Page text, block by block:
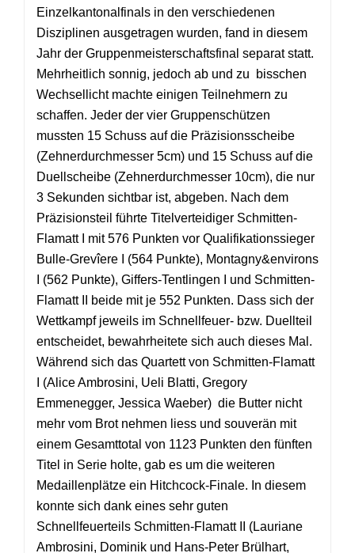
Einzelkantonalfinals in den verschiedenen
Disziplinen ausgetragen wurden, fand in diesem
Jahr der Gruppenmeisterschaftsfinal separat statt.
Mehrheitlich sonnig, jedoch ab und zu bisschen
Wechsellicht machte einigen Teilnehmern zu
schaffen. Jeder der vier Gruppenschützen
mussten 15 Schuss auf die Präzisionsscheibe
(Zehnerdurchmesser 5cm) und 15 Schuss auf die
Duellscheibe (Zehnerdurchmesser 10cm), die nur
3 Sekunden sichtbar ist, abgeben. Nach dem
Präzisionsteil führte Titelverteidiger Schmitten-
Flamatt I mit 576 Punkten vor Qualifikationssieger
Bulle-Grevîere I (564 Punkte), Montagny&environs
I (562 Punkte), Giffers-Tentlingen I und Schmitten-
Flamatt II beide mit je 552 Punkten. Dass sich der
Wettkampf jeweils im Schnellfeuer- bzw. Duellteil
entscheidet, bewahrheitete sich auch dieses Mal.
Während sich das Quartett von Schmitten-Flamatt
I (Alice Ambrosini, Ueli Blatti, Gregory
Emmenegger, Jessica Waeber) die Butter nicht
mehr vom Brot nehmen liess und souverän mit
einem Gesamttotal von 1123 Punkten den fünften
Titel in Serie holte, gab es um die weiteren
Medaillenplätze ein Hitchcock-Finale. In diesem
konnte sich dank eines sehr guten
Schnellfeuerteils Schmitten-Flamatt II (Lauriane
Ambrosini, Dominik und Hans-Peter Brülhart,